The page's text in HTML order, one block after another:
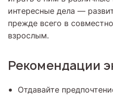
интересные дела —
прежде всего в
взрослым.
Рекомендации
Отдавайте